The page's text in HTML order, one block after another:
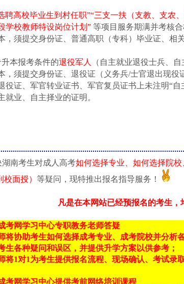
聘高校毕业生到村任职”“三支一扶（支教、支农
学校教师特设岗位计划” 等项目服务期满并考核
，须提交身份证、普通高职（专科）毕业证、相
本报考条件的退役军人
（自主就业退役士兵、
，须提交身份证、退役证（义务兵/士官退出现
役证、军官转业证书、军官复员证书上未注明“
就业、自主择业的证明。
湖南考生对成人高考如何选择专业、如何选择院
面授） 等疑问，现特推出报名指导服务！
凡是在本网站已经预报名的考生，
考网学习中心专职教务老师答疑
协助考生如何选择成考专业、成考院校并分析
各种疑问和误区，并提供升学方案以供参考；
1对1为考生提供报名流程、现场确认、考试录取
考网学习中心提供考前网络培训课程